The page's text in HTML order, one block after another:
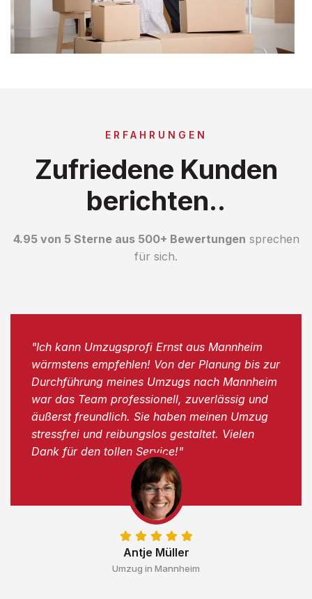
ERFAHRUNGEN
Zufriedene Kunden
berichten..
4.95 von 5 Sterne aus 500+ Bewertungen sprechen
für sich.
Antje Müller
Umzug in Mannheim
"Ich kann Umzugsprofi Ernst aus Mannheim
wärmstens empfehlen! Von der Planung bis zur
Durchführung meines Umzugs nach Mannheim
war das Team professionell, zuverlässig und
äußerst freundlich. Sie haben meinen Umzug
stressfrei und reibungslos gestaltet. Vielen
Dank für den tollen Service!"